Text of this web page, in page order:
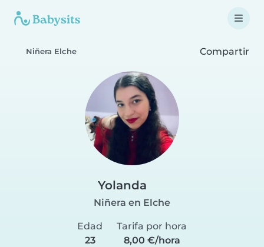
Niñera Elche Compartir
Yolanda
Niñera en Elche
Edad
23
Tarifa por hora
8,00 €/hora